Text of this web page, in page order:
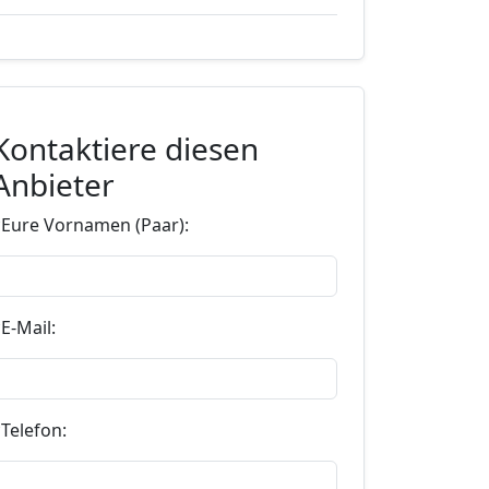
diesen
Vornamen (Paar):
Mail: